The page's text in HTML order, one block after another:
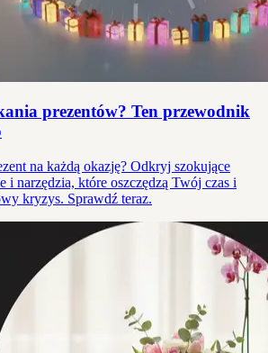
prezentów? Ten przewodnik
na każdą okazję? Odkryj szokujące
i narzędzia, które oszczędzą Twój czas i
kryzys. Sprawdź teraz.